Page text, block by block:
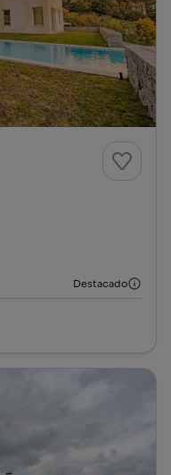
Destacado